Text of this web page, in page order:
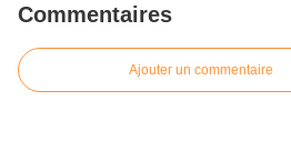
Commentaires
Ajouter un commentaire